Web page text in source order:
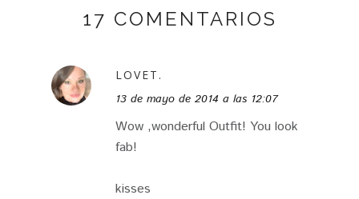
17 COMENTARIOS
LOVET.
13 de mayo de 2014 a las 12:07
Wow ,wonderful Outfit! You look
fab!
kisses